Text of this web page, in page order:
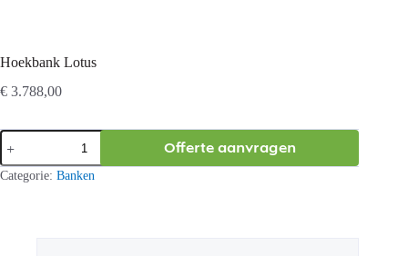
Hoekbank Lotus
€ 3.788,00
Hoekbank
Lotus
aantal
Offerte aanvragen
Categorie: Banken